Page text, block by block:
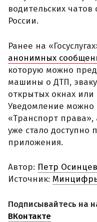
водительских
России.
Ранее на
анонимных
которую можно
машины о ДТП,
открытых окнах
Уведомление можно
«Транспорт права»,
уже стало доступно
приложения.
Автор: Петр Осинцев
Источник:
Подписывайтесь на
ВКонтакте